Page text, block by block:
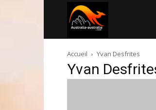
australie.com
Accueil Yvan Desfrites
Yvan